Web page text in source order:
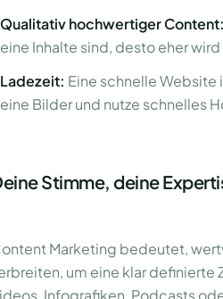
Qualitativ hochwertiger Content:
Inhalte sind, desto eher
Ladezeit: Eine schnelle
Bilder und nutze schnelles
Stimme, deine
Marketing bedeutet,
um eine klar definierte
Infografiken, Podcasts